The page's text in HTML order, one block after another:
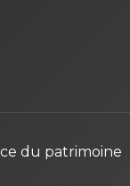
du patrimoine